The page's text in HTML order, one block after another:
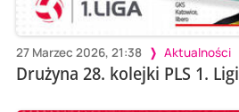
27 Marzec 2026, 21:38 Aktualności
Drużyna 28. kolejki PLS 1. Ligi